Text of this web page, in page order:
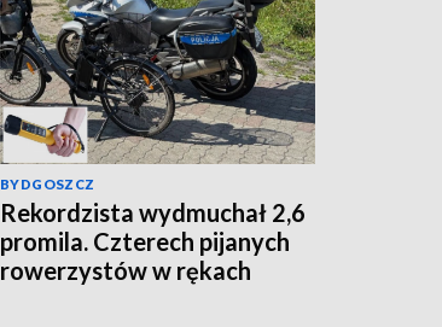
BYDGOSZCZ
Rekordzista wydmuchał 2,6
promila. Czterech pijanych
rowerzystów w rękach